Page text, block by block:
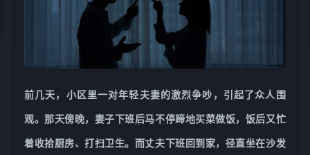
前几天，小区里一对年轻夫妻的激烈争吵，引起了众人围
观。那天傍晚，妻子下班后马不停蹄地买菜做饭，饭后又忙
着收拾厨房、打扫卫生。而丈夫下班回到家，径直坐在沙发